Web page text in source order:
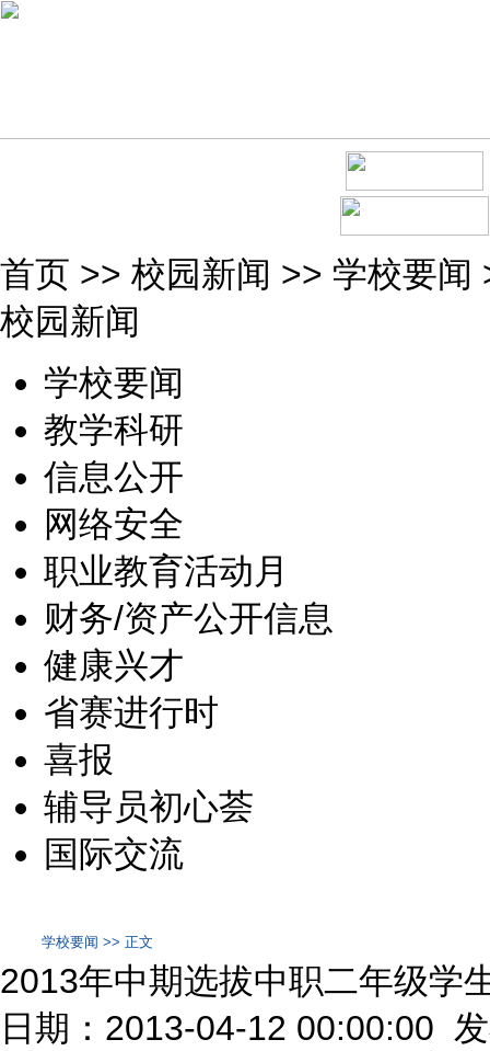
首页 >> 校园新闻 >> 学校要闻
校园新闻
学校要闻
教学科研
信息公开
网络安全
职业教育活动月
财务/资产公开信息
健康兴才
省赛进行时
喜报
辅导员初心荟
国际交流
学校要闻 >> 正文
2013年中期选拔中职二年级学
日期：2013-04-12 00:00:00